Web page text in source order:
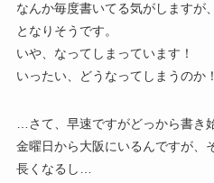
なんか毎度書いてる気がしますが
となりそうです。
いや、なってしまっています！
いったい、どうなってしまうのか
…さて、早速ですがどっから書き
金曜日から大阪にいるんですが、
長くなるし…